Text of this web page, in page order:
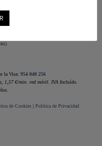
la Visa: 954 040 256
1,57 €/min. red móvil. IVA Incluído.
de Cookies| Política de Privacidad